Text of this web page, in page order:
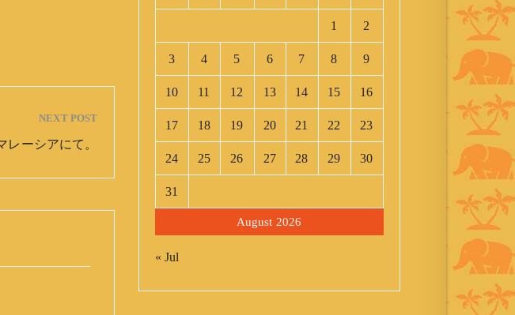
NEXT POST
レーシアにて。
August 2026
1 2
3 4 5 6 7 8 9
10 11 12 13 14 15 16
17 18 19 20 21 22 23
24 25 26 27 28 29 30
31
« Jul